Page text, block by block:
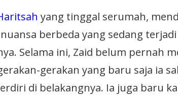
yang tinggal serumah,
berbeda yang sedang
Selama ini, Zaid belum pernah
gerakan yang baru saja ia
di belakangnya. Ia juga baru